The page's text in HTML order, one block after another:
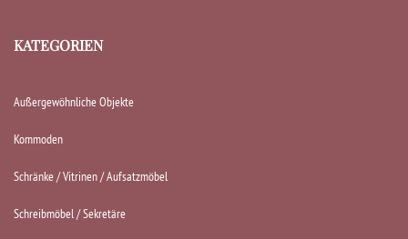
KATEGORIEN
Außergewöhnliche Objekte
Kommoden
Schränke / Vitrinen / Aufsatzmöbel
Schreibmöbel / Sekretäre